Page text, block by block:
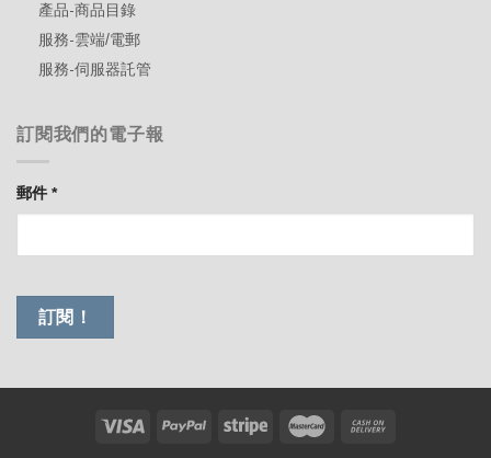
產品-商品目錄
服務-雲端/電郵
服務-伺服器託管
訂閱我們的電子報
郵件*